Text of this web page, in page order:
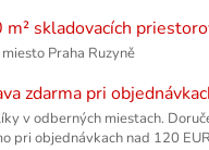
m² skladovacích
Praha Ruzyně
zdarma pri
v odberných miestach.
pri objednávkach nad 120 EUR